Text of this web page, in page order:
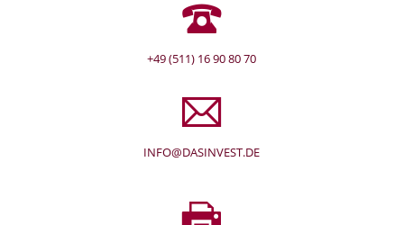
+49 (511) 16 90 80 70
INFO@DASINVEST.DE